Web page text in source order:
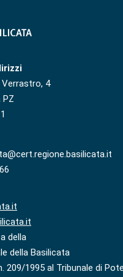
4
PZ
della
della Basilicata
209/1995 al Tribunale di